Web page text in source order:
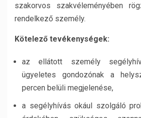
szakorvos szakvéleményében
rendelkező személy.
Kötelező tevékenységek:
az ellátott személy
ügyeletes gondozónak a
percen belüli megjelenése,
a segélyhívás okául szolgáló